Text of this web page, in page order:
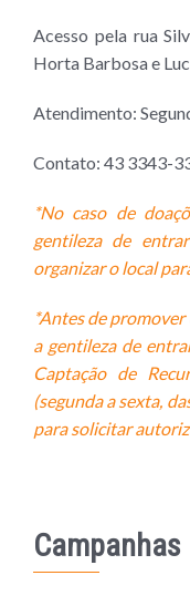
Acesso pela rua
Horta Barbosa e
Atendimento:
Contato: 43 3343-
*No caso de
gentileza de
organizar o local
*Antes de
a gentileza de
Captação de
(segunda a sexta,
para solicitar
Campanhas